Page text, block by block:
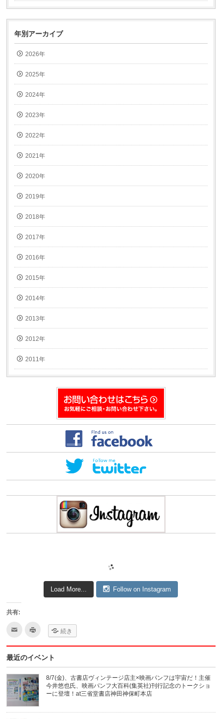
信
(新
い
ィ
ン
ド
ウ
で
ま
す)
ド
ウ
開
ま
す)
年別アーカイブ
2026年
2025年
2024年
2023年
2022年
2021年
2020年
2019年
2018年
2017年
2016年
2015年
2014年
2013年
2012年
2011年
Load More... Follow on Instagram
共有:
ク
し
て
達
へ
メ
ー
ル
で
送
信
ク
て
刷
(新
し
い
ウ
ィ
ン
ド
続き
最近のイベント
8/7(金)、古書店ヴィンテージ店主×映画パンフは宇宙だ！主催
今井悠也氏、映画パンフ大百科(集英社)刊行記念のトークショ
ーに登壇！at三省堂書店神田神保町本店